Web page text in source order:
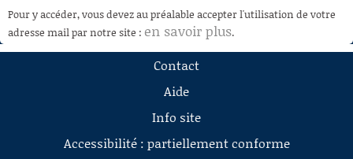
RECHERCHE
AIDE À LA DÉCOUPE
DE VIDÉOS
Pour y accéder, vous devez au préalable accepter l'utilisation de votre
adresse mail par notre site : en savoir plus.
Contact
Aide
Info site
Accessibilité : partiellement conforme